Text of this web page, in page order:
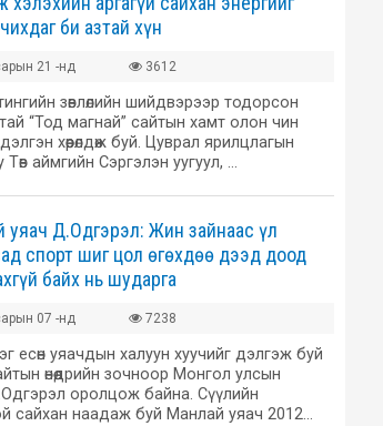
би азтай хүн
21 -нд 3612
зөвлөлийн шийдвэрээр тодорсон
“Тод магнай” сайтын хамт олон чин
хөөрөлдөж буй. Цуврал ярилцлагын
аймгийн Сэргэлэн уугуул, …
Д.Одгэрэл: Жин зайнаас үл
спорт шиг цол өгөхдөө дээд доод
байх нь шударга
07 -нд 7238
есөн уяачдын халуун хуучийг дэлгэж буй
өнөөдрийн зочноор Монгол улсын
оролцож байна. Сүүлийн
сайхан наадаж буй Манлай уяач 2012…